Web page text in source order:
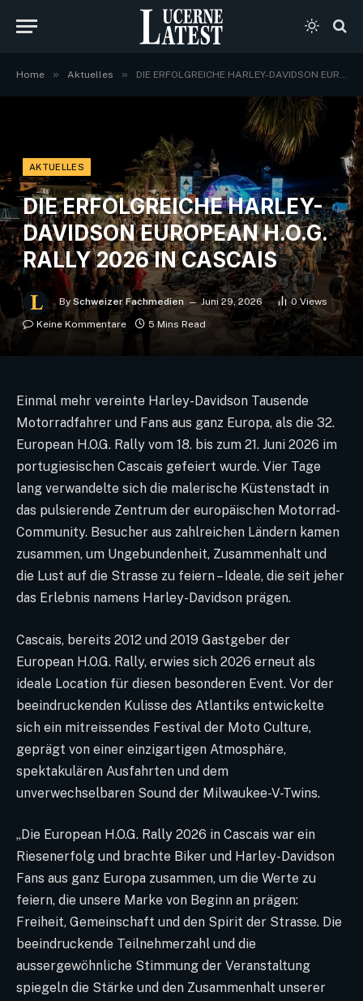
Home » Aktuelles » DIE ERFOLGREICHE HARLEY-DAVIDSON EUROPEAN H.O.G. RALLY 2026 IN CASCAIS
AKTUELLES
DIE ERFOLGREICHE HARLEY-
DAVIDSON EUROPEAN H.O.G.
RALLY 2026 IN CASCAIS
By Schweizer Fachmedien Juni 29, 2026 0Views
Keine Kommentare
5 Mins Read
Einmal mehr vereinte Harley-Davidson Tausende
Motorradfahrer und Fans aus ganz Europa, als die 32.
European H.O.G. Rally vom 18. bis zum 21. Juni 2026 im
portugiesischen Cascais gefeiert wurde. Vier Tage
lang verwandelte sich die malerische Küstenstadt in
das pulsierende Zentrum der europäischen Motorrad-
Community. Besucher aus zahlreichen Ländern kamen
zusammen, um Ungebundenheit, Zusammenhalt und
die Lust auf die Strasse zu feiern – Ideale, die seit jeher
das Erlebnis namens Harley-Davidson prägen.
Cascais, bereits 2012 und 2019 Gastgeber der
European H.O.G. Rally, erwies sich 2026 erneut als
ideale Location für diesen besonderen Event. Vor der
beeindruckenden Kulisse des Atlantiks entwickelte
sich ein mitreissendes Festival der Moto Culture,
geprägt von einer einzigartigen Atmosphäre,
spektakulären Ausfahrten und dem
unverwechselbaren Sound der Milwaukee-V-Twins.
„Die European H.O.G. Rally 2026 in Cascais war ein
Riesenerfolg und brachte Biker und Harley-Davidson
Fans aus ganz Europa zusammen, um die Werte zu
feiern, die unsere Marke von Beginn an prägen:
Freiheit, Gemeinschaft und den Spirit der Strasse. Die
beeindruckende Teilnehmerzahl und die
aussergewöhnliche Stimmung der Veranstaltung
spiegeln die Stärke und den Zusammenhalt unserer